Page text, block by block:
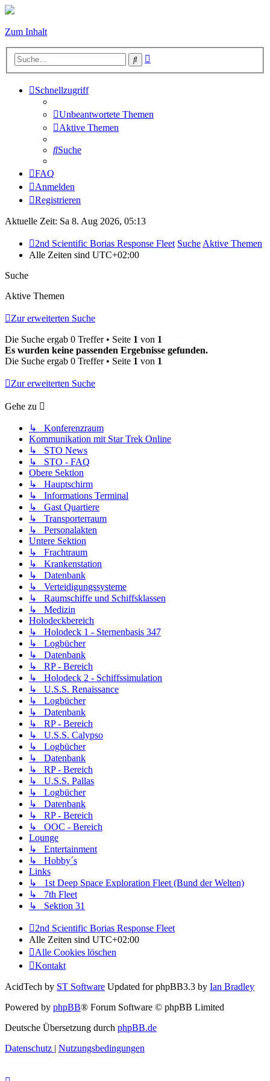
Zum Inhalt
Suche
Schnellzugriff
Unbeantwortete Themen
Aktive Themen
Suche
FAQ
Anmelden
Registrieren
Aktuelle Zeit: Sa 8. Aug 2026, 05:13
2nd Scientific Borias Response Fleet Suche Aktive Themen
Alle Zeiten sind UTC+02:00
Suche
Aktive Themen
Zur erweiterten Suche
Die Suche ergab 0 Treffer • Seite 1 von 1
Es wurden keine passenden Ergebnisse gefunden.
Die Suche ergab 0 Treffer • Seite 1 von 1
Zur erweiterten Suche
Gehe zu
↳ Konferenzraum
Kommunikation mit Star Trek Online
↳ STO News
↳ STO - FAQ
Obere Sektion
↳ Hauptschirm
↳ Informations Terminal
↳ Gast Quartiere
↳ Transporterraum
↳ Personalakten
Untere Sektion
↳ Frachtraum
↳ Krankenstation
↳ Datenbank
↳ Verteidigungssysteme
↳ Raumschiffe und Schiffsklassen
↳ Medizin
Holodeckbereich
↳ Holodeck 1 - Sternenbasis 347
↳ Logbücher
↳ Datenbank
↳ RP - Bereich
↳ Holodeck 2 - Schiffssimulation
↳ U.S.S. Renaissance
↳ Logbücher
↳ Datenbank
↳ RP - Bereich
↳ U.S.S. Calypso
↳ Logbücher
↳ Datenbank
↳ RP - Bereich
↳ U.S.S. Pallas
↳ Logbücher
↳ Datenbank
↳ RP - Bereich
↳ OOC - Bereich
Lounge
↳ Entertainment
↳ Hobby´s
Links
↳ 1st Deep Space Exploration Fleet (Bund der Welten)
↳ 7th Fleet
↳ Sektion 31
2nd Scientific Borias Response Fleet
Alle Zeiten sind UTC+02:00
Alle Cookies löschen
Kontakt
AcidTech by ST Software Updated for phpBB3.3 by Ian Bradley
Powered by phpBB® Forum Software © phpBB Limited
Deutsche Übersetzung durch phpBB.de
Datenschutz | Nutzungsbedingungen